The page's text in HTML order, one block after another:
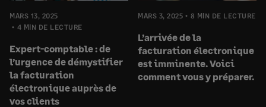
MARS 13, 2025
4 MIN DE LECTURE
Expert-comptable : de
l’urgence de démystifier
la facturation
électronique auprès de
vos clients
MARS 3, 2025 8 MIN DE LECTURE
L’arrivée de la
facturation électronique
est imminente. Voici
comment vous y préparer.